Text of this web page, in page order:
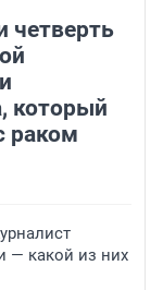
четверть
который
раком
— какой из них